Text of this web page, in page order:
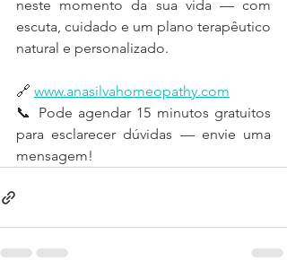
neste momento da sua vida — com
escuta, cuidado e um plano terapêutico
natural e personalizado.
🔗 www.anasilvahomeopathy.com
📞 Pode agendar 15 minutos gratuitos
para esclarecer dúvidas — envie uma
mensagem!